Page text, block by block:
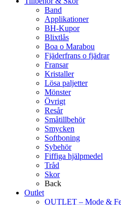
Band
Applikationer
BH-Kupor
Blixtlås
Boa o Marabou
Fjäderfrans o fjädrar
Fransar
Kristaller
Lösa paljetter
Mönster
Övrigt
Resår
Småtillbehör
Smycken
Softboning
Sybehör
Fiffiga hjälpmedel
Tråd
Skor
Back
Outlet
OUTLET – Mode &